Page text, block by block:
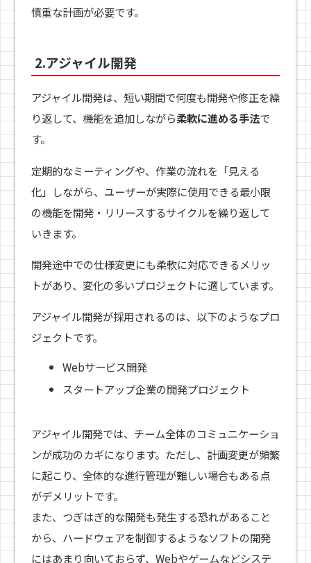
慎重な計画が必要です。
2.アジャイル開発
アジャイル開発は、短い期間で何度も開発や修正を繰
り返して、機能を追加しながら柔軟に進める手法で
す。
定期的なミーティングや、作業の流れを「見える
化」しながら、ユーザーが実際に使用できる最小限
の機能を開発・リリースするサイクルを繰り返して
いきます。
開発途中での仕様変更にも柔軟に対応できるメリッ
トがあり、変化の多いプロジェクトに適しています。
アジャイル開発が採用されるのは、以下のようなプロ
ジェクトです。
Webサービス開発
スタートアップ企業の開発プロジェクト
アジャイル開発では、チーム全体のコミュニケーショ
ンが成功のカギになります。ただし、計画変更が頻繁
に起こり、全体的な進行管理が難しい場合もある点
がデメリットです。
また、つぎはぎ的な開発も発生する恐れがあること
から、ハードウェアを制御するようなソフトの開発
にはあまり向いておらず、Webやゲームなどシステ